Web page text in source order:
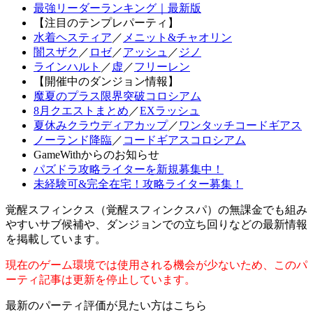
最強リーダーランキング｜最新版
【注目のテンプレパーティ】
水着ヘスティア ／ メニット&チャオリン
闇スザク ／ ロゼ／アッシュ ／ ジノ
ラインハルト ／ 虚 ／フリーレン
【開催中のダンジョン情報】
魔夏のプラス限界突破コロシアム
8月クエストまとめ ／EXラッシュ
夏休みクラウディアカップ／ ワンタッチコードギアス
ノーランド降臨／ コードギアスコロシアム
GameWithからのお知らせ
パズドラ攻略ライターを新規募集中！
未経験可&完全在宅！攻略ライター募集！
覚醒スフィンクス（覚醒スフィンクスパ）の無課金でも組み
やすいサブ候補や、ダンジョンでの立ち回りなどの最新情報
を掲載しています。
現在のゲーム環境では使用される機会が少ないため、このパ
ーティ記事は更新を停止しています。
最新のパーティ評価が見たい方はこちら